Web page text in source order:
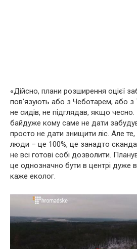
«Дійсно, плани розширення оцієї
пов’язують або з Чеботарем, або
не сидів, не підглядав, якщо чесно.
байдуже кому саме не дати
просто не дати знищити ліс. Але
люди – це 100%, це занадто
не всі готові собі дозволити.
це однозначно бути в центрі дуже
каже еколог.